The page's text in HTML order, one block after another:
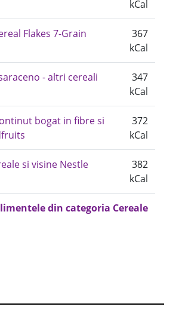
kCal
Flakes 7-Grain
367
kCal
- altri cereali
347
kCal
bogat in fibre si
372
kCal
si visine Nestle
382
kCal
din categoria Cereale